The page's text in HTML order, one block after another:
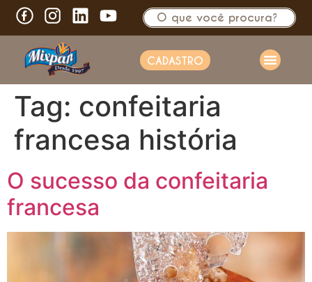
CADASTRO
Tag: confeitaria
francesa história
O sucesso da confeitaria
francesa